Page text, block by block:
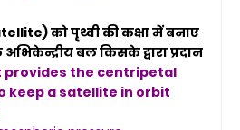
को पृथ्वी की कक्षा में बनाए
बल किसके द्वारा प्रदान
provides the centripetal
keep a satellite in orbit